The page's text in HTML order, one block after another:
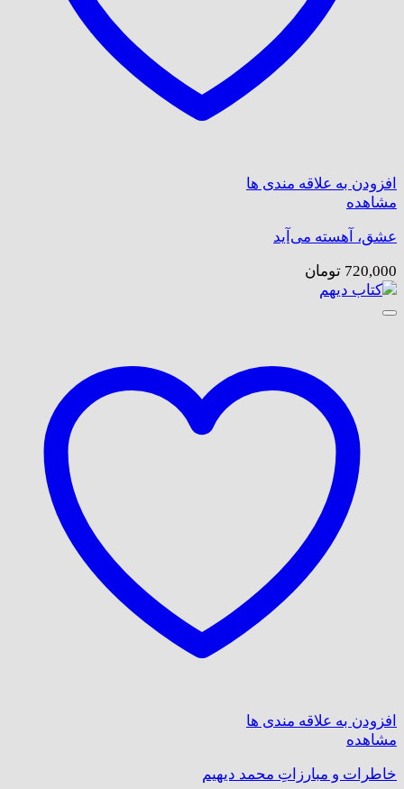
افزودن به علاقه مندی ها
مشاهده
عشق، آهسته می‌آید
720,000 تومان
افزودن به علاقه مندی ها
مشاهده
خاطرات و مبارزاتِ محمد دیهیم